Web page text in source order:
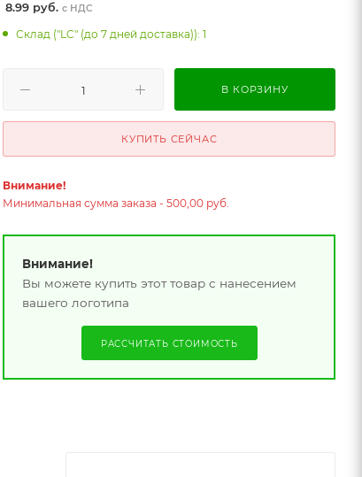
8.99 руб.с НДС
Склад ("LC" (до 7 дней доставка)): 1
В КОРЗИНУ
КУПИТЬ СЕЙЧАС
Внимание!
Минимальная сумма заказа - 500,00 руб.
Внимание!
Вы можете купить этот товар с нанесением
вашего логотипа
РАССЧИТАТЬ СТОИМОСТЬ